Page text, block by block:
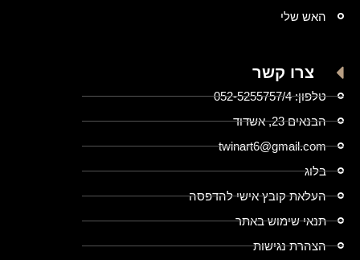
האש שלי
צרו קשר
טלפון: 052-5255757/4
הבנאים 23, אשדוד
twinart6@gmail.com
בלוג
העלאת קובץ אישי להדפסה
תנאי שימוש באתר
הצהרת נגישות